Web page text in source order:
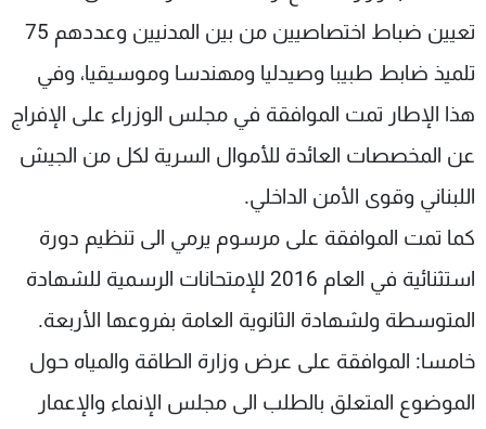
تعيين ضباط اختصاصيين من بين المدنيين وعددهم 75
تلميذ ضابط طبيبا وصيدليا ومهندسا وموسيقيا، وفي
هذا الإطار تمت الموافقة في مجلس الوزراء على الإفراج
عن المخصصات العائدة للأموال السرية لكل من الجيش
اللبناني وقوى الأمن الداخلي.
كما تمت الموافقة على مرسوم يرمي الى تنظيم دورة
استثنائية في العام 2016 للإمتحانات الرسمية للشهادة
المتوسطة ولشهادة الثانوية العامة بفروعها الأربعة.
خامسا: الموافقة على عرض وزارة الطاقة والمياه حول
الموضوع المتعلق بالطلب الى مجلس الإنماء والإعمار